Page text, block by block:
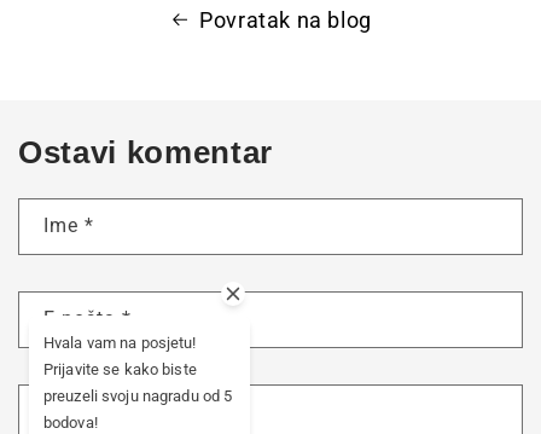
Povratak na blog
Ostavi komentar
Ime *
E-pošta *
Komentar
Hvala vam na posjetu!
Prijavite se kako biste
preuzeli svoju nagradu od 5
bodova!